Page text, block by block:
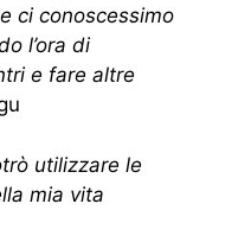
ci conoscessimo
l’ora di
e fare altre
utilizzare le
mia vita